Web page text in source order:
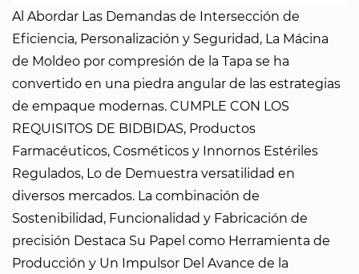
Al Abordar Las Demandas de Intersección de
Eficiencia, Personalización y Seguridad, La Mácina
de Moldeo por compresión de la Tapa se ha
convertido en una piedra angular de las estrategias
de empaque modernas. CUMPLE CON LOS
REQUISITOS DE BIDBIDAS, Productos
Farmacéuticos, Cosméticos y Innornos Estériles
Regulados, Lo de Demuestra versatilidad en
diversos mercados. La combinación de
Sostenibilidad, Funcionalidad y Fabricación de
precisión Destaca Su Papel como Herramienta de
Producción y Un Impulsor Del Avance de la